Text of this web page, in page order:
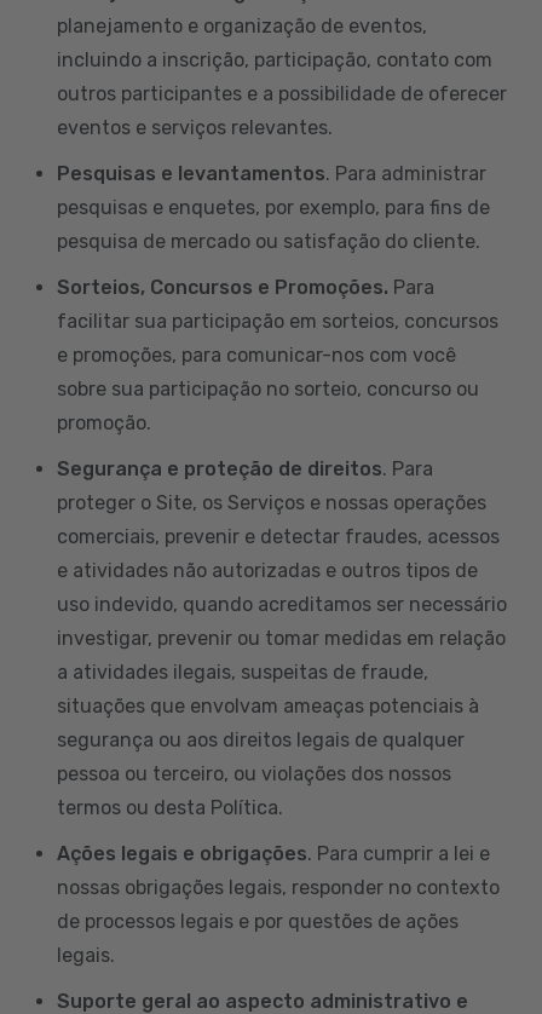
planejamento e organização de eventos,
incluindo a inscrição, participação, contato com
outros participantes e a possibilidade de oferecer
eventos e serviços relevantes.
Pesquisas e levantamentos. Para administrar
pesquisas e enquetes, por exemplo, para fins de
pesquisa de mercado ou satisfação do cliente.
Sorteios, Concursos e Promoções. Para
facilitar sua participação em sorteios, concursos
e promoções, para comunicar-nos com você
sobre sua participação no sorteio, concurso ou
promoção.
Segurança e proteção de direitos. Para
proteger o Site, os Serviços e nossas operações
comerciais, prevenir e detectar fraudes, acessos
e atividades não autorizadas e outros tipos de
uso indevido, quando acreditamos ser necessário
investigar, prevenir ou tomar medidas em relação
a atividades ilegais, suspeitas de fraude,
situações que envolvam ameaças potenciais à
segurança ou aos direitos legais de qualquer
pessoa ou terceiro, ou violações dos nossos
termos ou desta Política.
Ações legais e obrigações. Para cumprir a lei e
nossas obrigações legais, responder no contexto
de processos legais e por questões de ações
legais.
Suporte geral ao aspecto administrativo e